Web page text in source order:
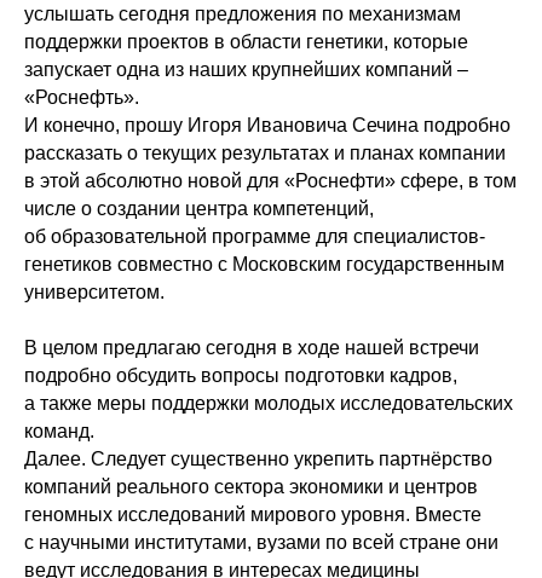
услышать сегодня предложения по механизмам
поддержки проектов в области генетики, которые
запускает одна из наших крупнейших компаний –
«Роснефть».
И конечно, прошу Игоря Ивановича Сечина подробно
рассказать о текущих результатах и планах компании
в этой абсолютно новой для «Роснефти» сфере, в том
числе о создании центра компетенций,
об образовательной программе для специалистов-
генетиков совместно с Московским государственным
университетом.
В целом предлагаю сегодня в ходе нашей встречи
подробно обсудить вопросы подготовки кадров,
а также меры поддержки молодых исследовательских
команд.
Далее. Следует существенно укрепить партнёрство
компаний реального сектора экономики и центров
геномных исследований мирового уровня. Вместе
с научными институтами, вузами по всей стране они
ведут исследования в интересах медицины